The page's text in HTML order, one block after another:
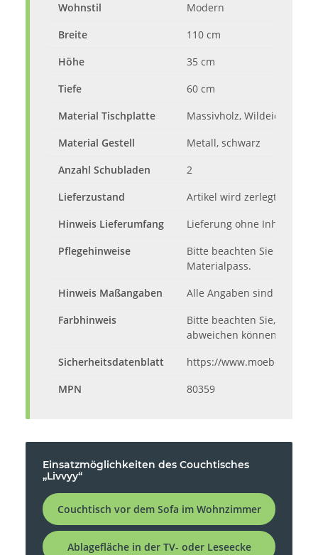
Wohnstil
Modern
Breite
110 cm
Höhe
35 cm
Tiefe
60 cm
Material Tischplatte
Massivholz, Wildeiche,
Material Gestell
Metall, schwarz
Anzahl Schubladen
2
Lieferzustand
Artikel wird zerlegt mit
Hinweis Lieferumfang
Lieferung ohne Inhalt und
Pflegehinweise
Bitte beachten Sie die
Materialpass.
Hinweis Maßangaben
Alle Angaben sind ca.-
Farbhinweis
Bitte beachten Sie, dass
abweichen können.
Sicherheitsdatenblatt
https://
MPN
80359
Einsatzmöglichkeiten des Couchtisches
„Livvyy“
Couchtisch vor dem Sofa im Wohnzimmer
Ablagefläche in der TV- oder Leseecke